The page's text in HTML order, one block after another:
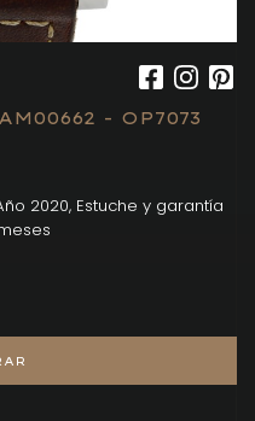
- OP7073
2020, Estuche y garantía